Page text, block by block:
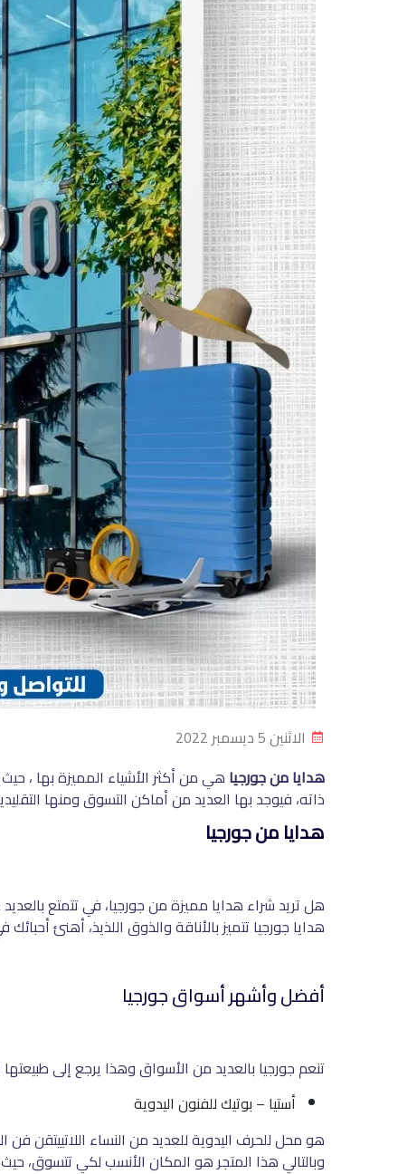
الاثنين 5 ديسمبر 2022
هدايا من جورجيا هي من أكثر الأشياء المميزة بها ،
ذاته، فيوجد بها العديد من أماكن التسوق ومنها
هدايا من جورجيا
هل تريد شراء هدايا مميزة من جورجيا، في تتمتع
هدايا جورجيا تتميز بالأناقة والذوق اللذيذ، أهنئ
أفضل وأشهر أسواق جورجيا
تنعم جورجيا بالعديد من الأسواق وهذا يرجع إلى
أستيا – بوتيك للفنون اليدوية
هو محل للحرف اليدوية للعديد من النساء اللاتييتقن
وبالتالي هذا المتجر هو المكان الأنسب لكي تتسوق،